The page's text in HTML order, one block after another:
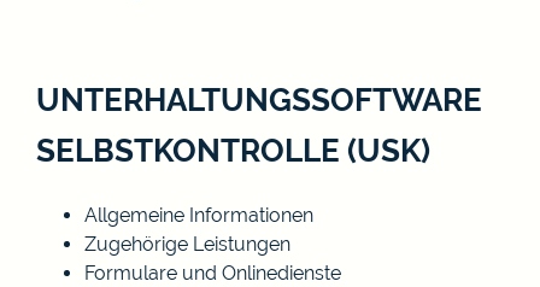
UNTERHALTUNGSSOFTWARE
SELBSTKONTROLLE (USK)
Allgemeine Informationen
Zugehörige Leistungen
Formulare und Onlinedienste